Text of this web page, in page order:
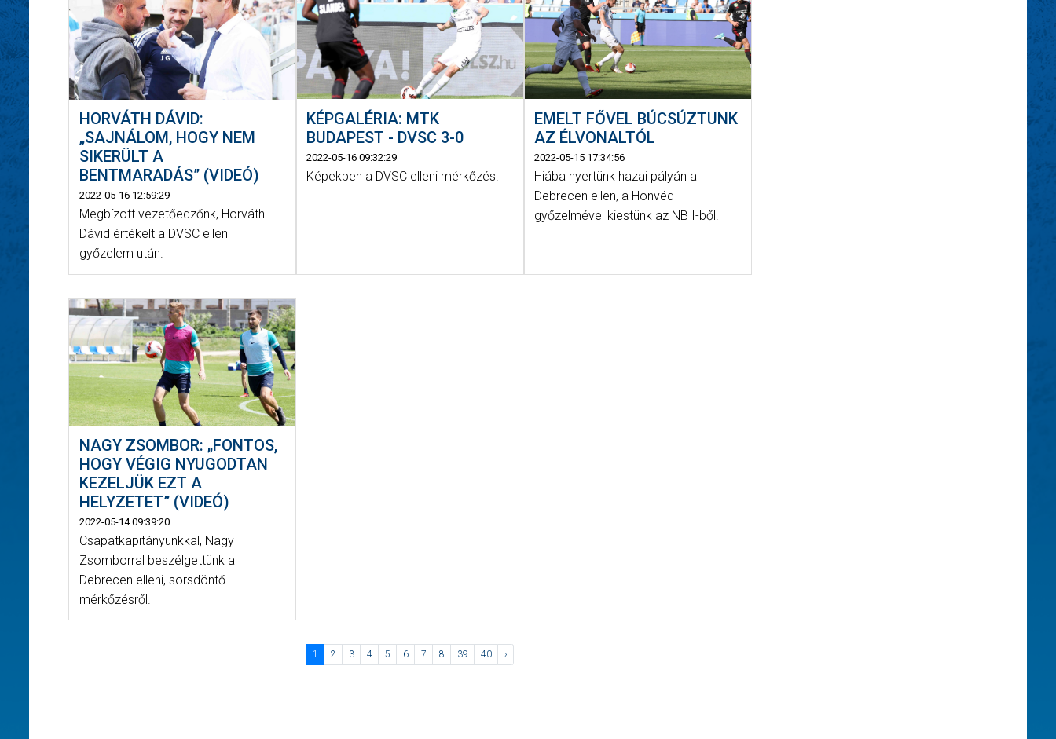
HORVÁTH DÁVID:
„SAJNÁLOM, HOGY NEM
SIKERÜLT A
BENTMARADÁS” (VIDEÓ)
2022-05-16 12:59:29
Megbízott vezetőedzőnk, Horváth
Dávid értékelt a DVSC elleni
győzelem után.
KÉPGALÉRIA: MTK
BUDAPEST - DVSC 3-0
2022-05-16 09:32:29
Képekben a DVSC elleni mérkőzés.
EMELT FŐVEL BÚCSÚZTUNK
AZ ÉLVONALTÓL
2022-05-15 17:34:56
Hiába nyertünk hazai pályán a
Debrecen ellen, a Honvéd
győzelmével kiestünk az NB I-ből.
NAGY ZSOMBOR: „FONTOS,
HOGY VÉGIG NYUGODTAN
KEZELJÜK EZT A
HELYZETET” (VIDEÓ)
2022-05-14 09:39:20
Csapatkapitányunkkal, Nagy
Zsomborral beszélgettünk a
Debrecen elleni, sorsdöntő
mérkőzésről.
1 2 3 4 5 6 7 8 39 40 ›